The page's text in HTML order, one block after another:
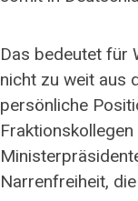
Das bedeutet für
nicht zu weit aus
persönliche
Narrenfreiheit,